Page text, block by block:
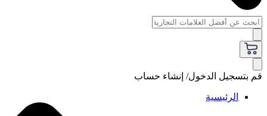
قم بتسجيل الدخول/ إنشاء حساب
الرئيسية